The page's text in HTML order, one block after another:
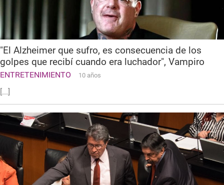
"El Alzheimer que sufro, es consecuencia de los
golpes que recibí cuando era luchador", Vampiro
ENTRETENIMIENTO 10 años
[...]